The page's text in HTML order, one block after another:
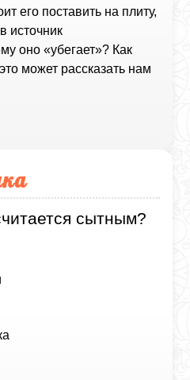
его поставить на плиту,
источник
оно «убегает»? Как
может рассказать нам
сытным?